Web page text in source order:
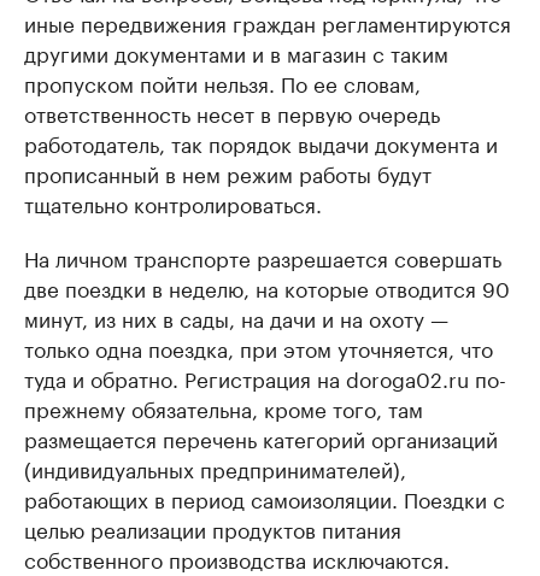
иные передвижения граждан регламентируются
другими документами и в магазин с таким
пропуском пойти нельзя. По ее словам,
ответственность несет в первую очередь
работодатель, так порядок выдачи документа и
прописанный в нем режим работы будут
тщательно контролироваться.
На личном транспорте разрешается совершать
две поездки в неделю, на которые отводится 90
минут, из них в сады, на дачи и на охоту —
только одна поездка, при этом уточняется, что
туда и обратно. Регистрация на doroga02.ru по-
прежнему обязательна, кроме того, там
размещается перечень категорий организаций
(индивидуальных предпринимателей),
работающих в период самоизоляции. Поездки с
целью реализации продуктов питания
собственного производства исключаются.